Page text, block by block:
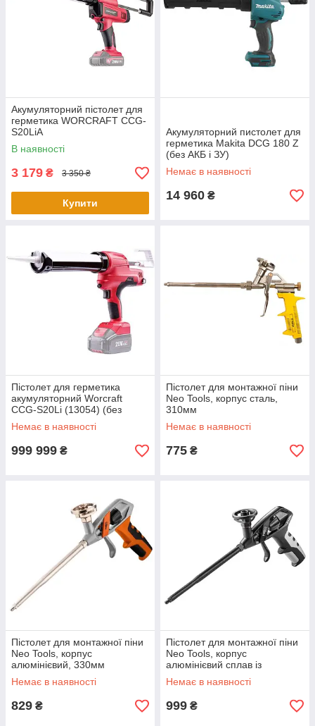
Акумуляторний пістолет для
герметика WORCRAFT CCG-
S20LiA
В наявності
3 179 ₴ 3 350 ₴
Купити
Акумуляторний пистолет для
герметика Makita DCG 180 Z
(без АКБ і ЗУ)
Немає в наявності
14 960 ₴
Пістолет для герметика
акумуляторний Worcraft
CCG-S20Li (13054) (без
акумулятора і ЗУ)
Немає в наявності
999 999 ₴
Пістолет для монтажної піни
Neo Tools, корпус сталь,
310мм
Немає в наявності
775 ₴
Пістолет для монтажної піни
Neo Tools, корпус
алюмінієвий, 330мм
Немає в наявності
829 ₴
Пістолет для монтажної піни
Neo Tools, корпус
алюмінієвий сплав із
тефлоновим покриттям,
332мм
Немає в наявності
999 ₴